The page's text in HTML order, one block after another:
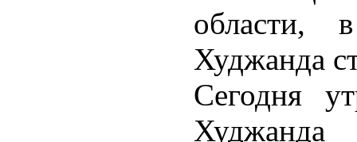
области,
Худжанда
Сегодня